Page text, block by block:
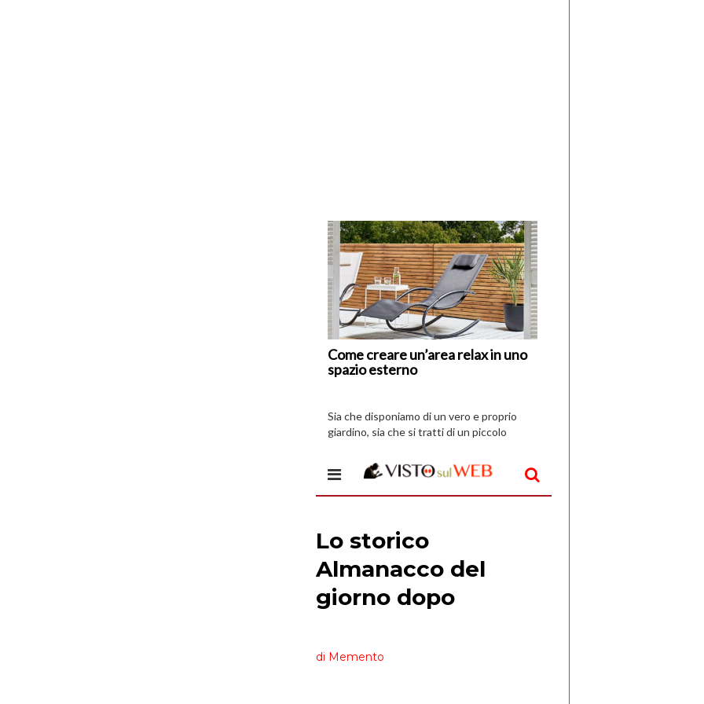
Come creare un’area relax in uno
spazio esterno
di
I
Vespri
Sia che disponiamo di un vero e proprio
giardino, sia che si tratti di un piccolo